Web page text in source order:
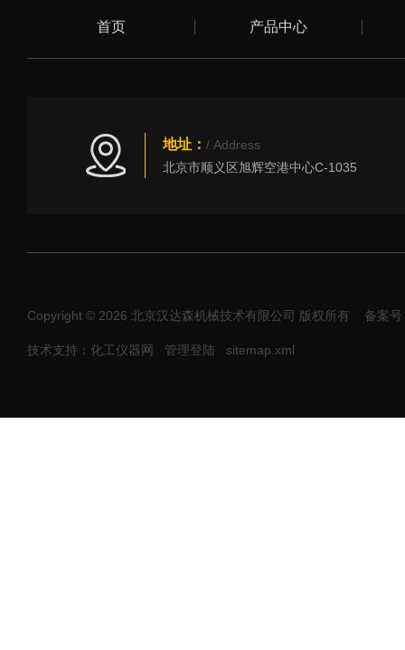
首页 产品中心
地址： / Address
北京市顺义区旭辉空港中心C-1035
Copyright © 2026 北京汉达森机械技术有限公司 版权所有 备案
技术支持：化工仪器网 管理登陆 sitemap.xml